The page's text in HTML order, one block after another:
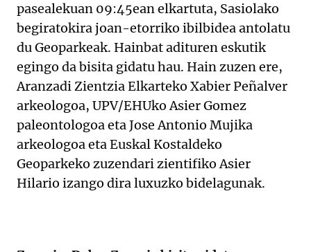
pasealekuan 09:45ean elkartuta, Sasiolako
begiratokira joan-etorriko ibilbidea antolatu
du Geoparkeak. Hainbat adituren eskutik
egingo da bisita gidatu hau. Hain zuzen ere,
Aranzadi Zientzia Elkarteko Xabier Peñalver
arkeologoa, UPV/EHUko Asier Gomez
paleontologoa eta Jose Antonio Mujika
arkeologoa eta Euskal Kostaldeko
Geoparkeko zuzendari zientifiko Asier
Hilario izango dira luxuzko bidelagunak.